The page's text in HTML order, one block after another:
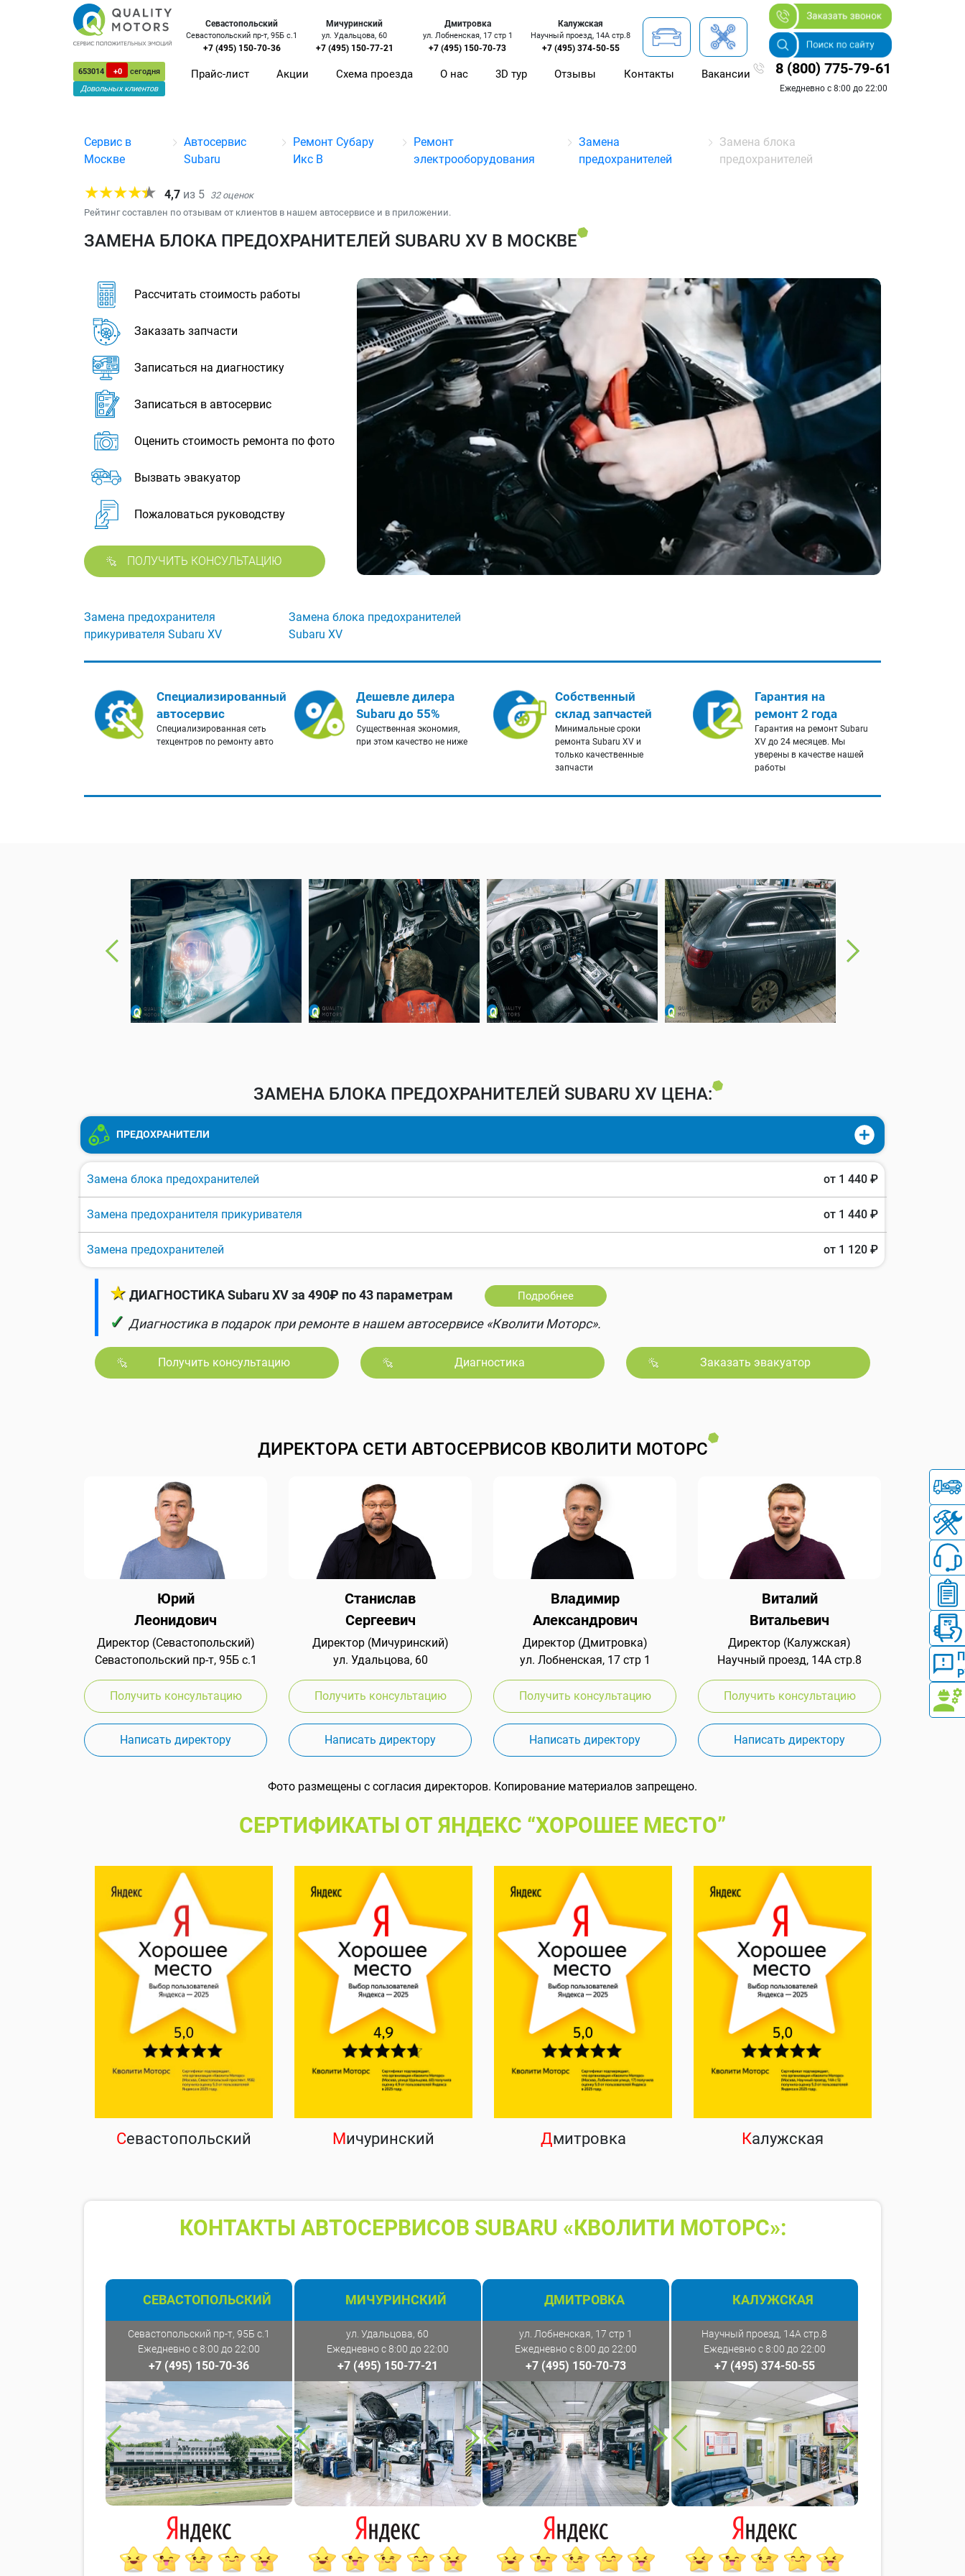
653014 +0
сегодня
Довольных клиентов
Севастопольский
Севастопольский пр-т, 95Б с.1
+7 (495) 150-70-36
Мичуринский
ул. Удальцова, 60
+7 (495) 150-77-21
Дмитровка
ул. Лобненская, 17 стр 1
+7 (495) 150-70-73
Калужская
Научный проезд, 14А стр.8
+7 (495) 374-50-55
Прайс-лист Акции Схема проезда О нас 3D тур Отзывы Контакты Вакансии 8 (800) 775-79-61
Ежедневно с 8:00 до 22:00
Сервис в
Москве
Автосервис
Subaru
Ремонт Субару
Икс В
Ремонт
электрооборудования
Замена
предохранителей
Замена блока
предохранителей
4,7 из 5 32оценок
Рейтинг составлен по отзывам от клиентов в нашем автосервисе и в приложении.
ЗАМЕНА БЛОКА ПРЕДОХРАНИТЕЛЕЙ SUBARU XV В МОСКВЕ
Рассчитать стоимость работы
Заказать запчасти
Записаться на диагностику
Записаться в автосервис
Оценить стоимость ремонта по фото
Вызвать эвакуатор
Пожаловаться руководству
ПОЛУЧИТЬ КОНСУЛЬТАЦИЮ
Замена предохранителя
прикуривателя Subaru XV
Замена блока предохранителей
Subaru XV
Специализированный
автосервис
Специализированная сеть
техцентров по ремонту авто
Дешевле дилера
Subaru до 55%
Существенная экономия,
при этом качество не ниже
Собственный
склад запчастей
Минимальные сроки
ремонта Subaru XV и
только качественные
запчасти
Гарантия на
ремонт 2 года
Гарантия на ремонт Subaru
XV до 24 месяцев. Мы
уверены в качестве нашей
работы
ЗАМЕНА БЛОКА ПРЕДОХРАНИТЕЛЕЙ SUBARU XV ЦЕНА:
ПРЕДОХРАНИТЕЛИ
Замена блока предохранителей от 1 440 ₽
Замена предохранителя прикуривателя от 1 440 ₽
Замена предохранителей от 1 120 ₽
★ ДИАГНОСТИКА Subaru XV за 490₽ по 43 параметрам Подробнее
✓ Диагностика в подарок при ремонте в нашем автосервисе «Кволити Моторс».
Получить консультацию Диагностика Заказать эвакуатор
ДИРЕКТОРА СЕТИ АВТОСЕРВИСОВ КВОЛИТИ МОТОРС
Юрий
Леонидович
Директор (Севастопольский)
Севастопольский пр-т, 95Б с.1
Получить консультацию
Написать директору
Станислав
Сергеевич
Директор (Мичуринский)
ул. Удальцова, 60
Получить консультацию
Написать директору
Владимир
Александрович
Директор (Дмитровка)
ул. Лобненская, 17 стр 1
Получить консультацию
Написать директору
Виталий
Витальевич
Директор (Калужская)
Научный проезд, 14А стр.8
Получить консультацию
Написать директору
Фото размещены с согласия директоров. Копирование материалов запрещено.
СЕРТИФИКАТЫ ОТ ЯНДЕКС “ХОРОШЕЕ МЕСТО”
Севастопольский Мичуринский Дмитровка Калужская
КОНТАКТЫ АВТОСЕРВИСОВ SUBARU «КВОЛИТИ МОТОРС»:
СЕВАСТОПОЛЬСКИЙ
Севастопольский пр-т, 95Б с.1
Ежедневно с 8:00 до 22:00
+7 (495) 150-70-36
МИЧУРИНСКИЙ
ул. Удальцова, 60
Ежедневно с 8:00 до 22:00
+7 (495) 150-77-21
ДМИТРОВКА
ул. Лобненская, 17 стр 1
Ежедневно с 8:00 до 22:00
+7 (495) 150-70-73
КАЛУЖСКАЯ
Научный проезд, 14А стр.8
Ежедневно с 8:00 до 22:00
+7 (495) 374-50-55